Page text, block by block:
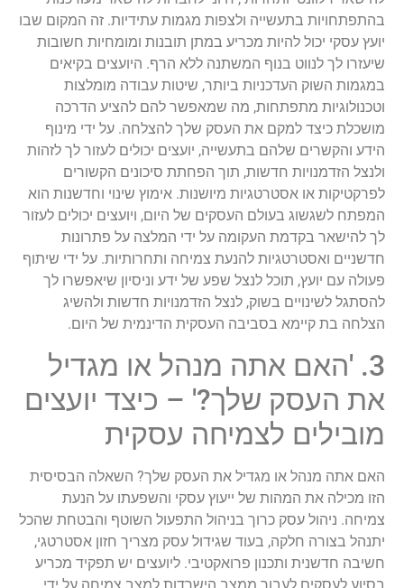
בהתפתחויות בתעשייה ולצפות מגמות עתידיות. זה המקום שבו
יועץ עסקי יכול להיות מכריע במתן תובנות ומומחיות חשובות
שיעזרו לך לנווט בנוף המשתנה ללא הרף. היועצים בקיאים
במגמות השוק העדכניות ביותר, שיטות עבודה מומלצות
וטכנולוגיות מתפתחות, מה שמאפשר להם להציע הדרכה
מושכלת כיצד למקם את העסק שלך להצלחה. על ידי מינוף
הידע והקשרים שלהם בתעשייה, יועצים יכולים לעזור לך לזהות
ולנצל הזדמנויות חדשות, תוך הפחתת סיכונים הקשורים
לפרקטיקות או אסטרטגיות מיושנות. אימוץ שינוי וחדשנות הוא
המפתח לשגשוג בעולם העסקים של היום, ויועצים יכולים לעזור
לך להישאר בקדמת העקומה על ידי המלצה על פתרונות
חדשניים ואסטרטגיות להנעת צמיחה ותחרותיות. על ידי שיתוף
פעולה עם יועץ, תוכל לנצל שפע של ידע וניסיון שיאפשרו לך
להסתגל לשינויים בשוק, לנצל הזדמנויות חדשות ולהשיג
הצלחה בת קיימא בסביבה העסקית הדינמית של היום.
3. 'האם אתה מנהל או מגדיל
את העסק שלך?' – כיצד יועצים
מובילים לצמיחה עסקית
האם אתה מנהל או מגדיל את העסק שלך? השאלה הבסיסית
הזו מכילה את המהות של ייעוץ עסקי והשפעתו על הנעת
צמיחה. ניהול עסק כרוך בניהול התפעול השוטף והבטחת שהכל
יתנהל בצורה חלקה, בעוד שגידול עסק מצריך חזון אסטרטגי,
חשיבה חדשנית ותכנון פרואקטיבי. ליועצים יש תפקיד מכריע